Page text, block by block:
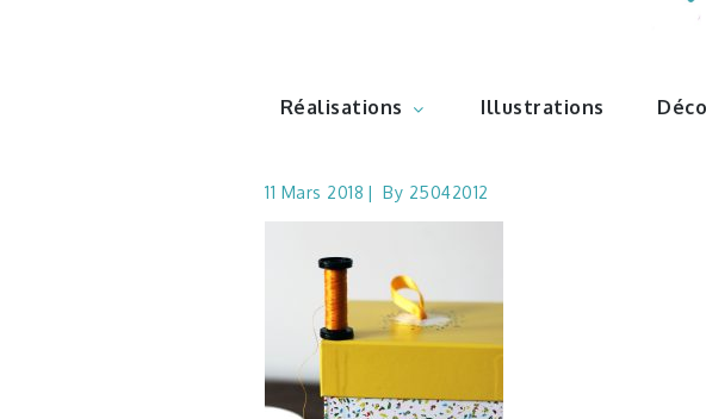
Réalisations Illustrations
11 Mars 2018 By 25042012